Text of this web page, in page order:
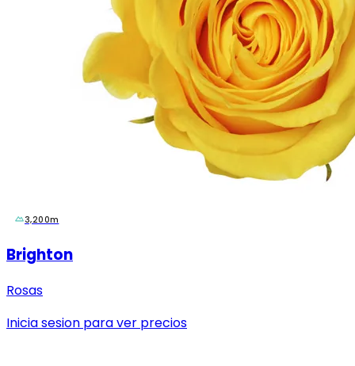
3,200m
Brighton
Rosas
Inicia sesion para ver precios